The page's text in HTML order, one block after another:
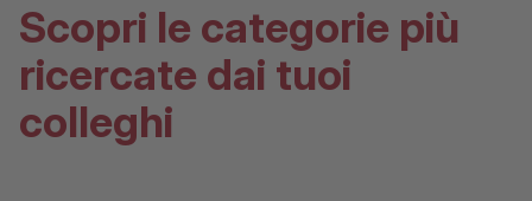
Scopri le categorie più
ricercate dai tuoi
colleghi